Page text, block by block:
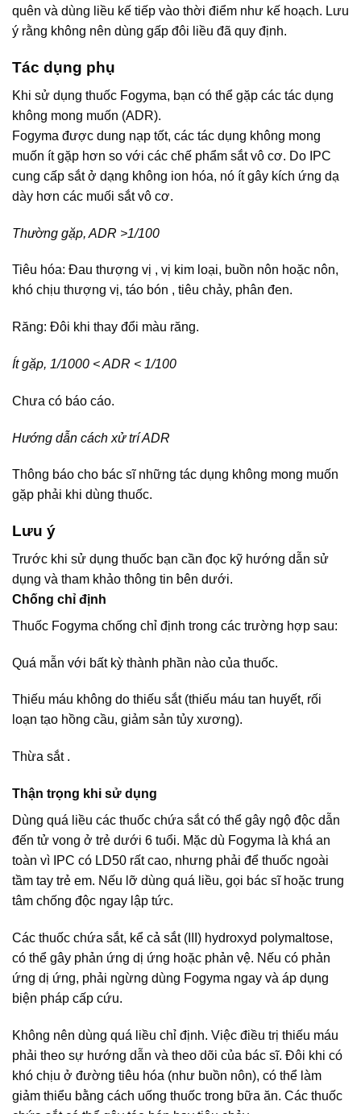
quên và dùng liều kế tiếp vào thời điểm như kế hoạch. Lưu
ý rằng không nên dùng gấp đôi liều đã quy định.
Tác dụng phụ
Khi sử dụng thuốc Fogyma, bạn có thể gặp các tác dụng
không mong muốn (ADR).
Fogyma được dung nạp tốt, các tác dụng không mong
muốn ít gặp hơn so với các chế phẩm sắt vô cơ. Do IPC
cung cấp sắt ở dạng không ion hóa, nó ít gây kích ứng dạ
dày hơn các muối sắt vô cơ.
Thường gặp, ADR >1/100
Tiêu hóa: Đau thượng vị , vị kim loại, buồn nôn hoặc nôn,
khó chịu thượng vị, táo bón , tiêu chảy, phân đen.
Răng: Đôi khi thay đổi màu răng.
Ít gặp, 1/1000 < ADR < 1/100
Chưa có báo cáo.
Hướng dẫn cách xử trí ADR
Thông báo cho bác sĩ những tác dụng không mong muốn
gặp phải khi dùng thuốc.
Lưu ý
Trước khi sử dụng thuốc bạn cần đọc kỹ hướng dẫn sử
dụng và tham khảo thông tin bên dưới.
Chống chỉ định
Thuốc Fogyma chống chỉ định trong các trường hợp sau:
Quá mẫn với bất kỳ thành phần nào của thuốc.
Thiếu máu không do thiếu sắt (thiếu máu tan huyết, rối
loạn tạo hồng cầu, giảm sản tủy xương).
Thừa sắt .
Thận trọng khi sử dụng
Dùng quá liều các thuốc chứa sắt có thể gây ngộ độc dẫn
đến tử vong ở trẻ dưới 6 tuổi. Mặc dù Fogyma là khá an
toàn vì IPC có LD50 rất cao, nhưng phải để thuốc ngoài
tầm tay trẻ em. Nếu lỡ dùng quá liều, gọi bác sĩ hoặc trung
tâm chống độc ngay lập tức.
Các thuốc chứa sắt, kể cả sắt (III) hydroxyd polymaltose,
có thể gây phản ứng dị ứng hoặc phản vệ. Nếu có phản
ứng dị ứng, phải ngừng dùng Fogyma ngay và áp dụng
biện pháp cấp cứu.
Không nên dùng quá liều chỉ định. Việc điều trị thiếu máu
phải theo sự hướng dẫn và theo dõi của bác sĩ. Đôi khi có
khó chịu ở đường tiêu hóa (như buồn nôn), có thể làm
giảm thiểu bằng cách uống thuốc trong bữa ăn. Các thuốc